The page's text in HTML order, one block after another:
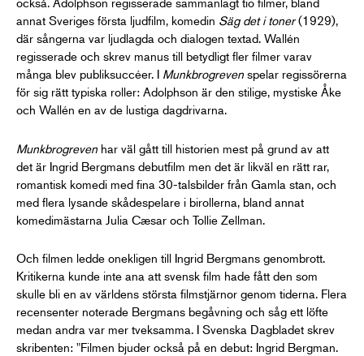
annat Sveriges första ljudfilm, komedin Säg det i toner(1929),
där sångerna var ljudlagda och dialogen textad. Wallén
regisserade och skrev manus till betydligt fler filmer varav
många blev publiksuccéer. I Munkbrogreven spelar regissörerna
för sig rätt typiska roller: Adolphson är den stilige, mystiske Åke
och Wallén en av de lustiga dagdrivarna.
Munkbrogreven har väl gått till historien mest på grund av att
det är Ingrid Bergmans debutfilm men det är likväl en rätt rar,
romantisk komedi med fina 30-talsbilder från Gamla stan, och
med flera lysande skådespelare i birollerna, bland annat
komedimästarna Julia Cæsar och Tollie Zellman.
Och filmen ledde onekligen till Ingrid Bergmans genombrott.
Kritikerna kunde inte ana att svensk film hade fått den som
skulle bli en av världens största filmstjärnor genom tiderna. Flera
recensenter noterade Bergmans begåvning och såg ett löfte
medan andra var mer tveksamma. I Svenska Dagbladet skrev
skribenten: "Filmen bjuder också på en debut: Ingrid Bergman.